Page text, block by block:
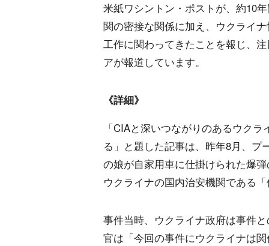
米紙ワシントン・ポストが、約10
関の密接な関係に加え、ウクライ
工作に関わってきたことを報じ、
アが報道しています。
《詳細》
「CIAと深いつながりのあるウク
る」と題した記事は、昨年8月、プ
の娘が自家用車に仕掛けられた爆
ウクライナの国内治安機関である
事件当時、ウクライナ政府は事件
官は「今回の事件にウクライナは